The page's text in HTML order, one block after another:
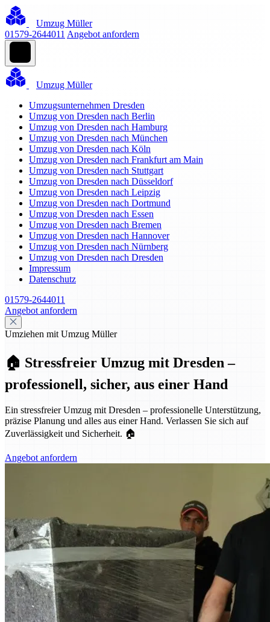
Umzug Müller
01579-2644011 Angebot anfordern
Umzug Müller
Umzugsunternehmen Dresden
Umzug von Dresden nach Berlin
Umzug von Dresden nach Hamburg
Umzug von Dresden nach München
Umzug von Dresden nach Köln
Umzug von Dresden nach Frankfurt am Main
Umzug von Dresden nach Stuttgart
Umzug von Dresden nach Düsseldorf
Umzug von Dresden nach Leipzig
Umzug von Dresden nach Dortmund
Umzug von Dresden nach Essen
Umzug von Dresden nach Bremen
Umzug von Dresden nach Hannover
Umzug von Dresden nach Nürnberg
Umzug von Dresden nach Dresden
Impressum
Datenschutz
01579-2644011
Angebot anfordern
Umziehen mit Umzug Müller
🏠 Stressfreier Umzug mit Dresden –
professionell, sicher, aus einer Hand
Ein stressfreier Umzug mit Dresden – professionelle Unterstützung,
präzise Planung und alles aus einer Hand. Verlassen Sie sich auf
Zuverlässigkeit und Sicherheit. 🏠
Angebot anfordern